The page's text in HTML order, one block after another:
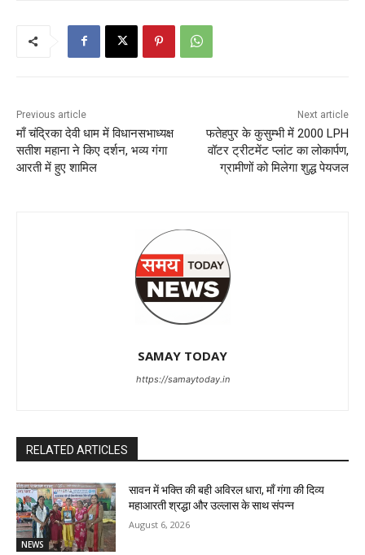
Previous article
माँ चंद्रिका देवी धाम में विधानसभाध्यक्ष
सतीश महाना ने किए दर्शन, भव्य गंगा
आरती में हुए शामिल
Next article
फतेहपुर के कुसुम्भी में 2000 LPH
वॉटर ट्रीटमेंट प्लांट का लोकार्पण,
ग्रामीणों को मिलेगा शुद्ध पेयजल
SAMAY TODAY
https://samaytoday.in
RELATED ARTICLES
NEWS
सावन में भक्ति की बही अविरल धारा, माँ गंगा की दिव्य
महाआरती श्रद्धा और उल्लास के साथ संपन्न
August 6, 2026